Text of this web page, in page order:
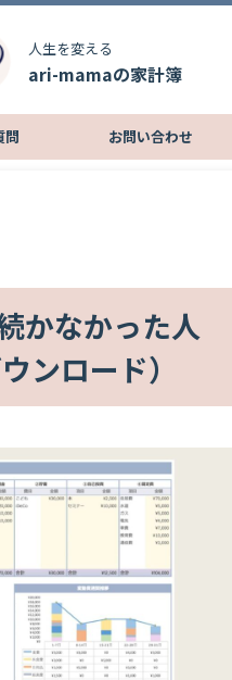
人生を変える
ari-mamaの家計簿
問 お問い合わせ
かなかった人
ンロード）